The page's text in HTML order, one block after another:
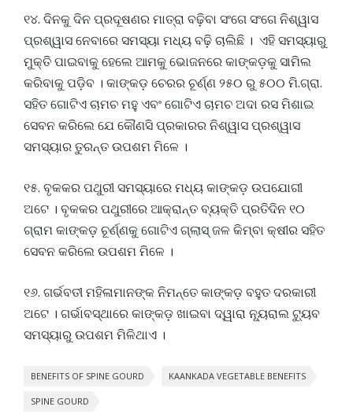
୧୪. ଦିନକୁ ଦିନ ପ୍ରଦୂଷଣର ମାତ୍ରା ବଢ଼ିବା ସଂଗେ ସଂଗେ ନିଶ୍ୱାସ
ପ୍ରଶ୍ୱାସ ନେବାରେ ସମସ୍ୟା ମଧ୍ୟ ବଢ଼ି ଚାଲିଛି । ଏହି ସମସ୍ୟାରୁ
ମୁକ୍ତି ପାଇବାକୁ ହେଲେ ଆମକୁ ଭୋଜନରେ କାଙ୍କଡ଼କୁ ସାମିଲ
କରିବାକୁ ପଡ଼ିବ । କାଙ୍କଡ଼ ଚେରର ଚୂର୍ଣ୍ଣ ୨୫୦ ରୁ ୫୦୦ ମି.ଗ୍ରା.
ସହିତ ଗୋଟିଏ ଚାମଚ ମହୁ ଏବଂ ଗୋଟିଏ ଚାମଚ ଅଦା ରସ ମିଶାଇ
ସେବନ କରିଲେ ଯେ କୌଣସି ପ୍ରକାରର ନିଶ୍ୱାସ ପ୍ରଶ୍ୱାସ
ସମସ୍ୟାର ତୁରନ୍ତ ଉପଶମ ମିଳେ ।
୧୫. ବୃକକର ପଥୁରୀ ସମସ୍ୟାରେ ମଧ୍ୟ କାଙ୍କଡ଼ ଉପଯୋଗୀ
ଅଟେ । ବୃକକର ପଥୁରୀରେ ଆକ୍ରାନ୍ତ ବ୍ୟକ୍ତି ପ୍ରତିଦିନ ୧୦
ଗ୍ରାମ କାଙ୍କଡ଼ ଚୂର୍ଣ୍ଣକୁ ଗୋଟିଏ ଗ୍ଲାସ୍‌ ଜଳ କିମ୍ବା କ୍ଷୀର ସହିତ
ସେବନ କରିଲେ ଉପଶମ ମିଳେ ।
୧୬. ଗର୍ଭବତୀ ମହିଳାମାନଙ୍କ ନିମନ୍ତେ କାଙ୍କଡ଼ ବହୁତ ଦରକାରୀ
ଅଟେ । ଗର୍ଭାବସ୍ଥାରେ କାଙ୍କଡ଼ ଖାଇବା ଦ୍ୱାରା ନ୍ୟୂରାଲ ଟ୍ୟୁବ
ସମସ୍ୟାରୁ ଉପଶମ ମିଳିଥାଏ ।
BENEFITS OF SPINE GOURD KAANKADA VEGETABLE BENEFITS
SPINE GOURD